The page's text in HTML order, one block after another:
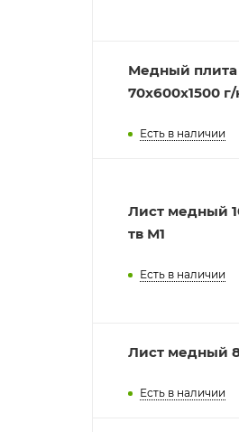
Медный плита
70x600x1500 г/
Есть в наличии
Лист медный
тв М1
Есть в наличии
Лист медный
Есть в наличии